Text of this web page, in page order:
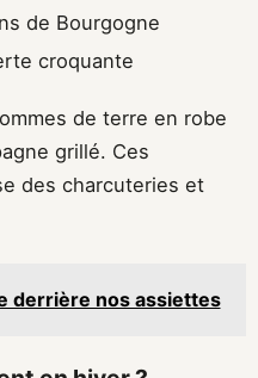
de Bourgogne
croquante
de terre en robe
grillé. Ces
des charcuteries et
derrière nos assiettes